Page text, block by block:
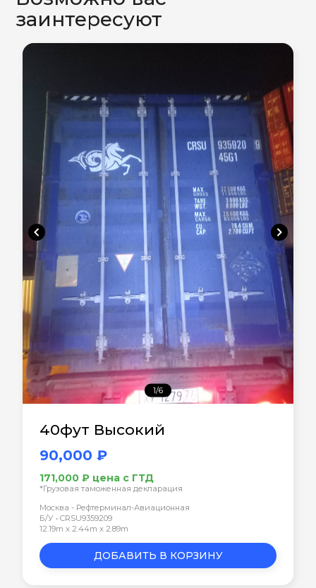
заинтересуют
chevron_left chevron_right
1/6
40фут Высокий
90,000 ₽
171,000 ₽ цена с ГТД
*Грузовая таможенная декларация
Москва - Рефтерминал-Авиационная
Б/У • CRSU9359209
12.19m x 2.44m x 2.89m
ДОБАВИТЬ В КОРЗИНУ